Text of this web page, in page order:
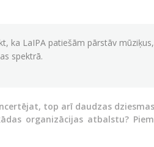
ka LaIPA patiešām pārstāv
spektrā.
top arī daudzas
organizācijas atbalstu?